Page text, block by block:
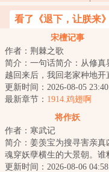
看了《退下，让朕来
宋檀记事
作者：荆棘之歌
简介：一句话简介：从修真
越回来后，我回老家种地开
卖菜了！修成金丹渡劫失败
檀回到现代，发...
更新时间：2026-08-05
最新章节： 1914.鸡翅啊
将作妖
作者：寒武记
简介：姜羡宝为搜寻害亲真
魂穿妖孽横生的大景朝。谁
里破案，不看证据，只靠卦
更新时间：2026-08-06